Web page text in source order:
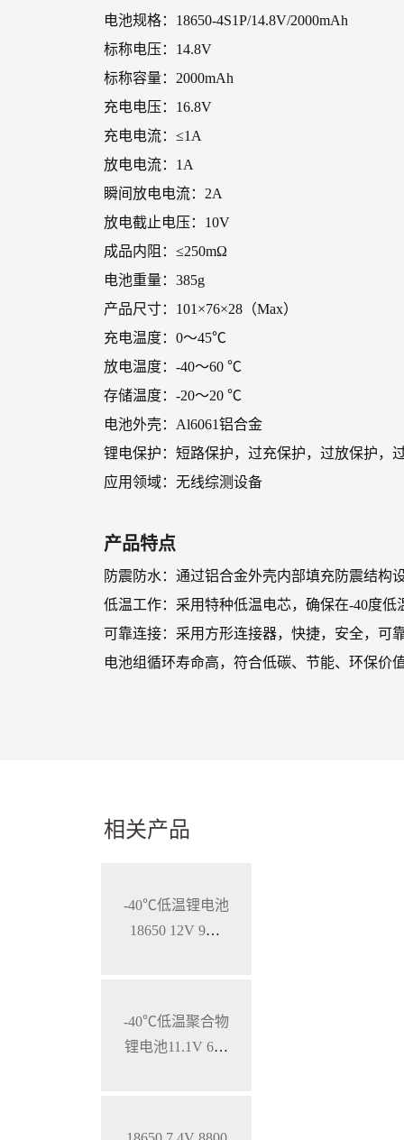
电池规格：18650-4S1P/14.8V/2000mAh
标称电压：14.8V
标称容量：2000mAh
充电电压：16.8V
充电电流：≤1A
放电电流：1A
瞬间放电电流：2A
放电截止电压：10V
成品内阻：≤250mΩ
电池重量：385g
产品尺寸：101×76×28（Max）
充电温度：0～45℃
放电温度：-40～60 ℃
存储温度：-20～20 ℃
电池外壳：Al6061铝合金
锂电保护：短路保护，过充保护，过放保护，
应用领域：无线综测设备
产品特点
防震防水：通过铝合金外壳内部填充防震结构
低温工作：采用特种低温电芯，确保在-40度低
可靠连接：采用方形连接器，快捷，安全，可
电池组循环寿命高，符合低碳、节能、环保价
相关产品
-40℃低温锂电池
18650 12V 9Ah
-40℃低温聚合物
锂电池11.1V 600